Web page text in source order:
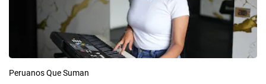
Peruanos Que Suman